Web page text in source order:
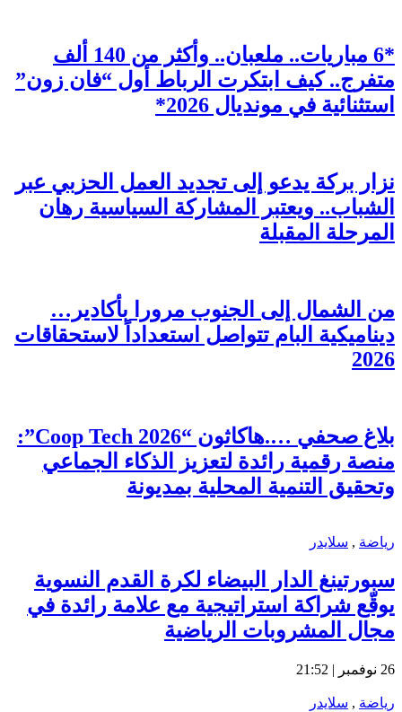
*6 مباريات.. ملعبان.. وأكثر من 140 ألف
متفرج.. كيف ابتكرت الرباط أول “فان زون”
استثنائية في مونديال 2026*
نزار بركة يدعو إلى تجديد العمل الحزبي عبر
الشباب.. ويعتبر المشاركة السياسية رهان
المرحلة المقبلة
من الشمال إلى الجنوب مرورا بأكادير…
ديناميكية البام تتواصل استعداداً لاستحقاقات
2026
بلاغ صحفي ….هاكاثون “Coop Tech 2026”:
منصة رقمية رائدة لتعزيز الذكاء الجماعي
وتحقيق التنمية المحلية بمديونة
رياضة , سلايدر
سبورتينغ الدار البيضاء لكرة القدم النسوية
يوقّع شراكة استراتيجية مع علامة رائدة في
مجال المشروبات الرياضية
26 نوفمبر | 21:52
رياضة , سلايدر